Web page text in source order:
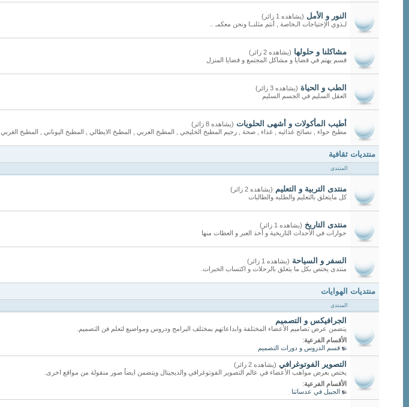
النور و الأمل (يشاهده 1 زائر)
لـذوي الإحتياجات الـخاصة , أنتم مثلنــا ونحن معكمـ ..
مشاكلنا و حلولها (يشاهده 2 زائر)
قسم يهتم في قضايا و مشاكل المجتمع و قضايا المنزل
الطب و الحياة (يشاهده 3 زائر)
العقل السليم في الجسم السليم
أطيب المأكولات و أشهى الحلويات (يشاهده 8 زائر)
مطبخ حواء , نصائح غذائيه , غذاء , صحة , رجيم المطبخ الخليجي , المطبخ العربي , المطبخ الايطالي , المطبخ اليوناني , المطبخ الغربي
منتديات ثقافية
المنتدى
منتدى التربية و التعليم (يشاهده 2 زائر)
كل مايتعلق بالتعليم والطلبه والطالبات
منتدى التاريخ (يشاهده 1 زائر)
حوارات في الأحداث التاريخية و أخذ العبر و العظات منها
السفر و السياحة (يشاهده 1 زائر)
منتدى يختص بكل ما يتعلق بالرحلات و اكتساب الخبرات.
منتديات الهوايات
المنتدى
الجرافيكس و التصميم
يتضمن عرض تصاميم الأعضاء المختلفة وابداعاتهم بمختلف البرامج ودروس ومواضيع لتعلم فن التصميم.
الأقسام الفرعية:
قسم الدروس و دورات التصميم
التصوير الفوتوغرافي (يشاهده 2 زائر)
يختص بعرض مواهب الأعضاء في عالم التصوير الفوتوغرافي والديجيتال ويتضمن ايضاً صور منقولة من مواقع اخرى.
الأقسام الفرعية:
الجبيل في عدساتنا